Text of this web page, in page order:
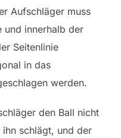
Aufschläger muss
und innerhalb der
Seitenlinie
in das
werden.
den Ball nicht
schlägt, und der